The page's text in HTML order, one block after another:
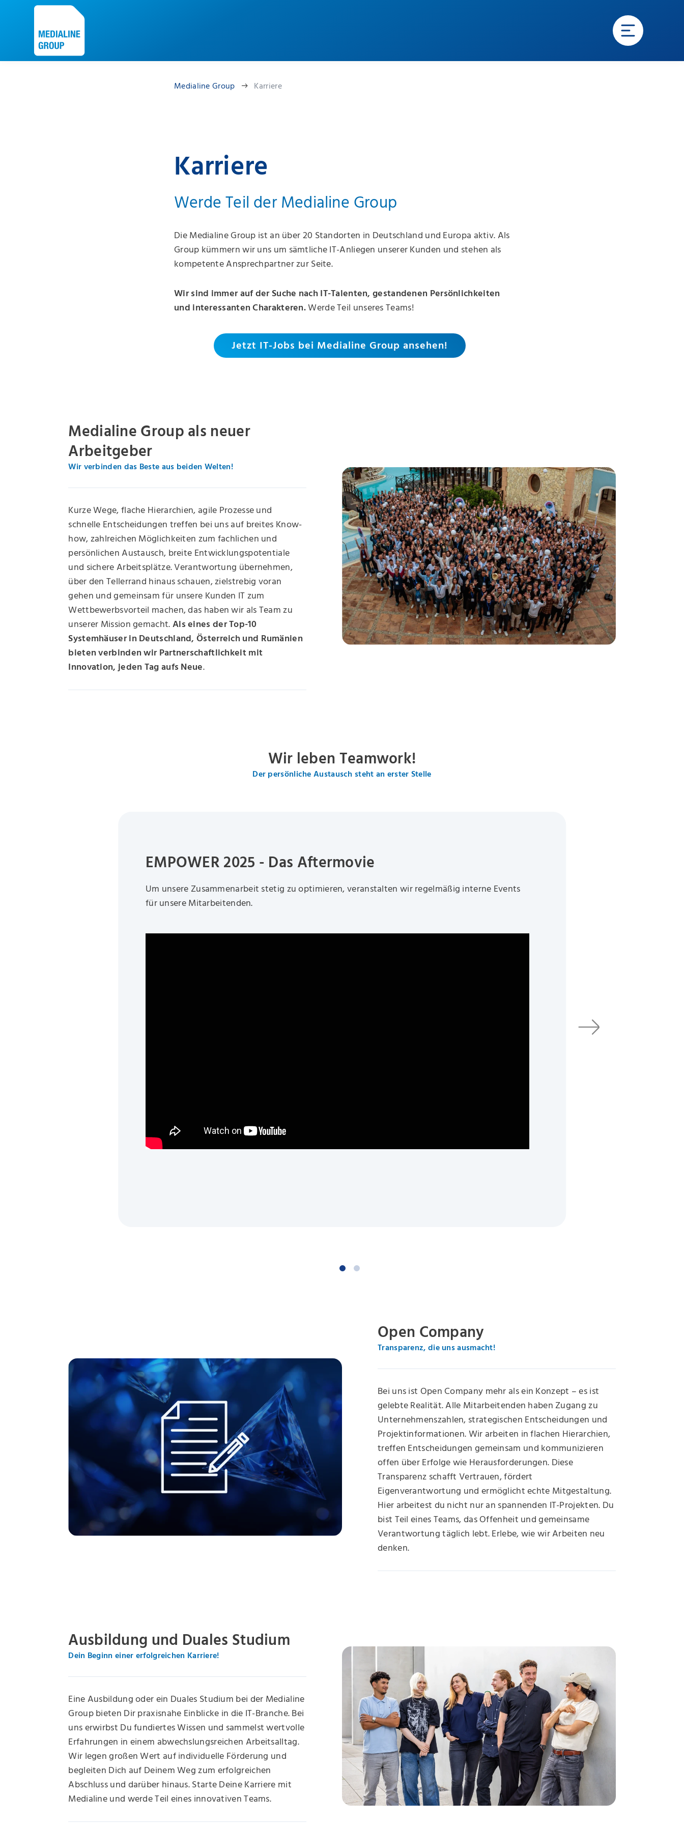
Medialine Group Karriere
Karriere
Werde Teil der Medialine Group
Die Medialine Group ist an über 20 Standorten in Deutschland und Europa aktiv. Als
Group kümmern wir uns um sämtliche IT-Anliegen unserer Kunden und stehen als
kompetente Ansprechpartner zur Seite.
Wir sind immer auf der Suche nach IT-Talenten, gestandenen Persönlichkeiten
und interessanten Charakteren. Werde Teil unseres Teams!
Jetzt IT-Jobs bei Medialine Group ansehen!
Medialine Group als neuer
Arbeitgeber
Wir verbinden das Beste aus beiden Welten!
Kurze Wege, flache Hierarchien, agile Prozesse und
schnelle Entscheidungen treffen bei uns auf breites Know-
how, zahlreichen Möglichkeiten zum fachlichen und
persönlichen Austausch, breite Entwicklungspotentiale
und sichere Arbeitsplätze. Verantwortung übernehmen,
über den Tellerrand hinaus schauen, zielstrebig voran
gehen und gemeinsam für unsere Kunden IT zum
Wettbewerbsvorteil machen, das haben wir als Team zu
unserer Mission gemacht. Als eines der Top-10
Systemhäuser in Deutschland, Österreich und Rumänien
bieten verbinden wir Partnerschaftlichkeit mit
Innovation, jeden Tag aufs Neue.
Wir leben Teamwork!
Der persönliche Austausch steht an erster Stelle
EMPOWER 2025 - Das Aftermovie
Um unsere Zusammenarbeit stetig zu optimieren, veranstalten wir regelmäßig interne Events
für unsere Mitarbeitenden.
Open Company
Transparenz, die uns ausmacht!
Bei uns ist Open Company mehr als ein Konzept – es ist
gelebte Realität. Alle Mitarbeitenden haben Zugang zu
Unternehmenszahlen, strategischen Entscheidungen und
Projektinformationen. Wir arbeiten in flachen Hierarchien,
treffen Entscheidungen gemeinsam und kommunizieren
offen über Erfolge wie Herausforderungen. Diese
Transparenz schafft Vertrauen, fördert
Eigenverantwortung und ermöglicht echte Mitgestaltung.
Hier arbeitest du nicht nur an spannenden IT-Projekten. Du
bist Teil eines Teams, das Offenheit und gemeinsame
Verantwortung täglich lebt. Erlebe, wie wir Arbeiten neu
denken.
Ausbildung und Duales Studium
Dein Beginn einer erfolgreichen Karriere!
Eine Ausbildung oder ein Duales Studium bei der Medialine
Group bieten Dir praxisnahe Einblicke in die IT-Branche. Bei
uns erwirbst Du fundiertes Wissen und sammelst wertvolle
Erfahrungen in einem abwechslungsreichen Arbeitsalltag.
Wir legen großen Wert auf individuelle Förderung und
begleiten Dich auf Deinem Weg zum erfolgreichen
Abschluss und darüber hinaus. Starte Deine Karriere mit
Medialine und werde Teil eines innovativen Teams.